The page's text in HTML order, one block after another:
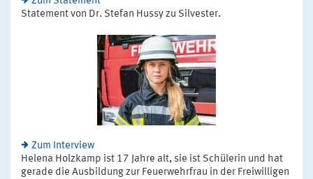
Statement von Dr. Stefan Hussy zu Silvester.
Zum Interview
Helena Holzkamp ist 17 Jahre alt, sie ist Schülerin und hat
gerade die Ausbildung zur Feuerwehrfrau in der Freiwilligen